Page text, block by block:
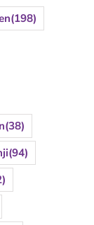
(198)
(38)
(94)